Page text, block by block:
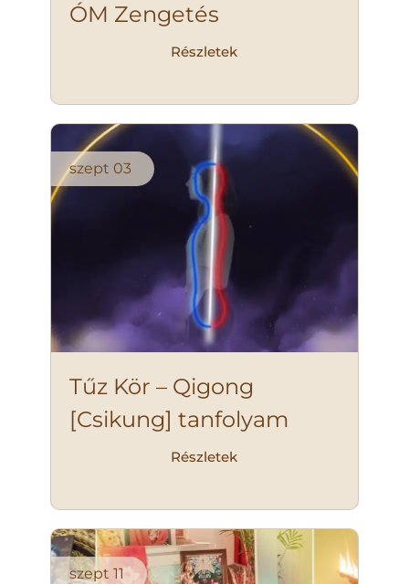
ÓM Zengetés
Részletek
szept 03
Tűz Kör – Qigong
[Csikung] tanfolyam
Részletek
szept 11